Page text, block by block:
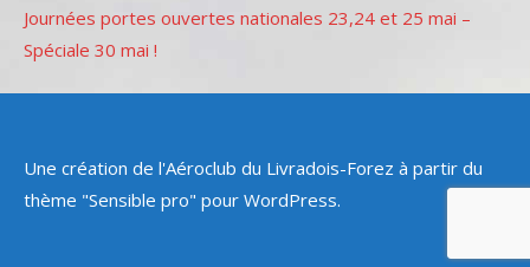
Journées portes ouvertes nationales 23,24 et 25 mai –
Spéciale 30 mai !
Une création de l'Aéroclub du Livradois-Forez à partir du
thème "Sensible pro" pour WordPress.